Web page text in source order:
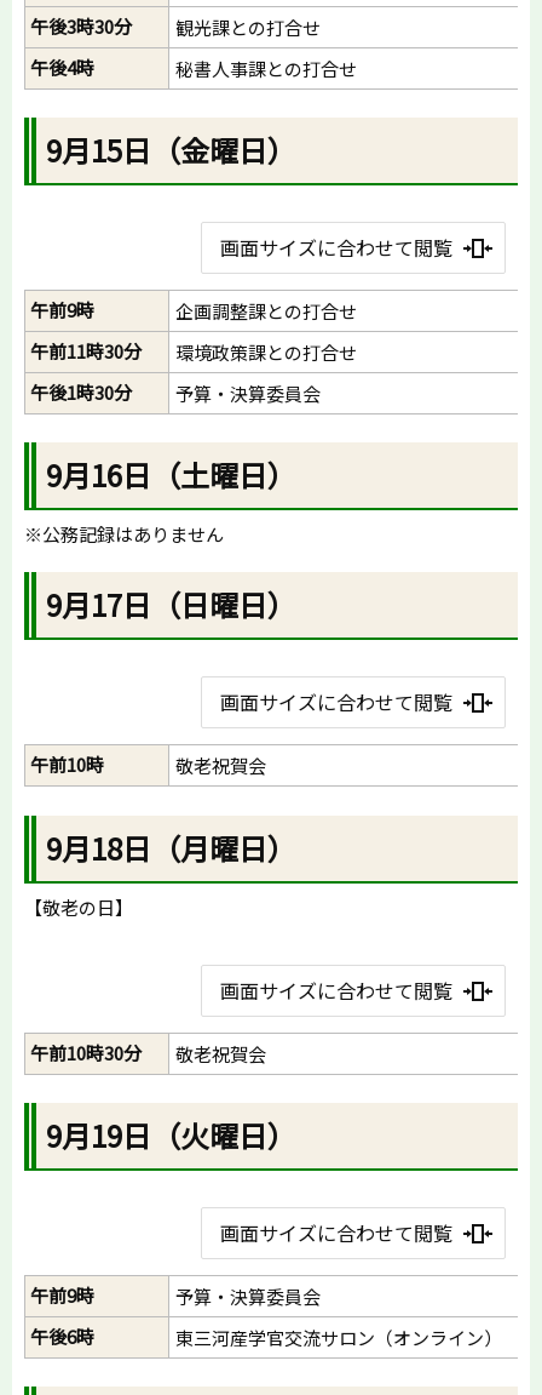
午後3時30分
観光課との打合せ
午後4時
秘書人事課との打合せ
9月15日（金曜日）
画面サイズに合わせて閲覧
午前9時
企画調整課との打合せ
午前11時30分
環境政策課との打合せ
午後1時30分
予算・決算委員会
9月16日（土曜日）
※公務記録はありません
9月17日（日曜日）
画面サイズに合わせて閲覧
午前10時 敬老祝賀会
9月18日（月曜日）
【敬老の日】
画面サイズに合わせて閲覧
午前10時30分 敬老祝賀会
9月19日（火曜日）
画面サイズに合わせて閲覧
午前9時
予算・決算委員会
午後6時
東三河産学官交流サロン（オンライン）